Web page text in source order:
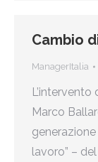
Cambio
ManagerItalia
Marco
lavoro” –